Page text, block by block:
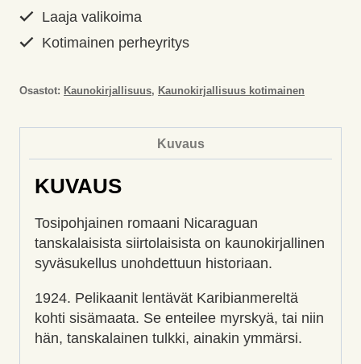
Laaja valikoima
Kotimainen perheyritys
Osastot: Kaunokirjallisuus, Kaunokirjallisuus kotimainen
Kuvaus
KUVAUS
Tosipohjainen romaani Nicaraguan
tanskalaisista siirtolaisista on kaunokirjallinen
syväsukellus unohdettuun historiaan.
1924. Pelikaanit lentävät Karibianmereltä
kohti sisämaata. Se enteilee myrskyä, tai niin
hän, tanskalainen tulkki, ainakin ymmärsi.